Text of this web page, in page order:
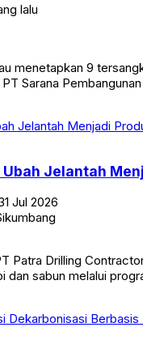
lalu
menetapkan 9
Sarana
Ubah Jelantah
Jul 2026
Patra Drilling
dan sabun melalui